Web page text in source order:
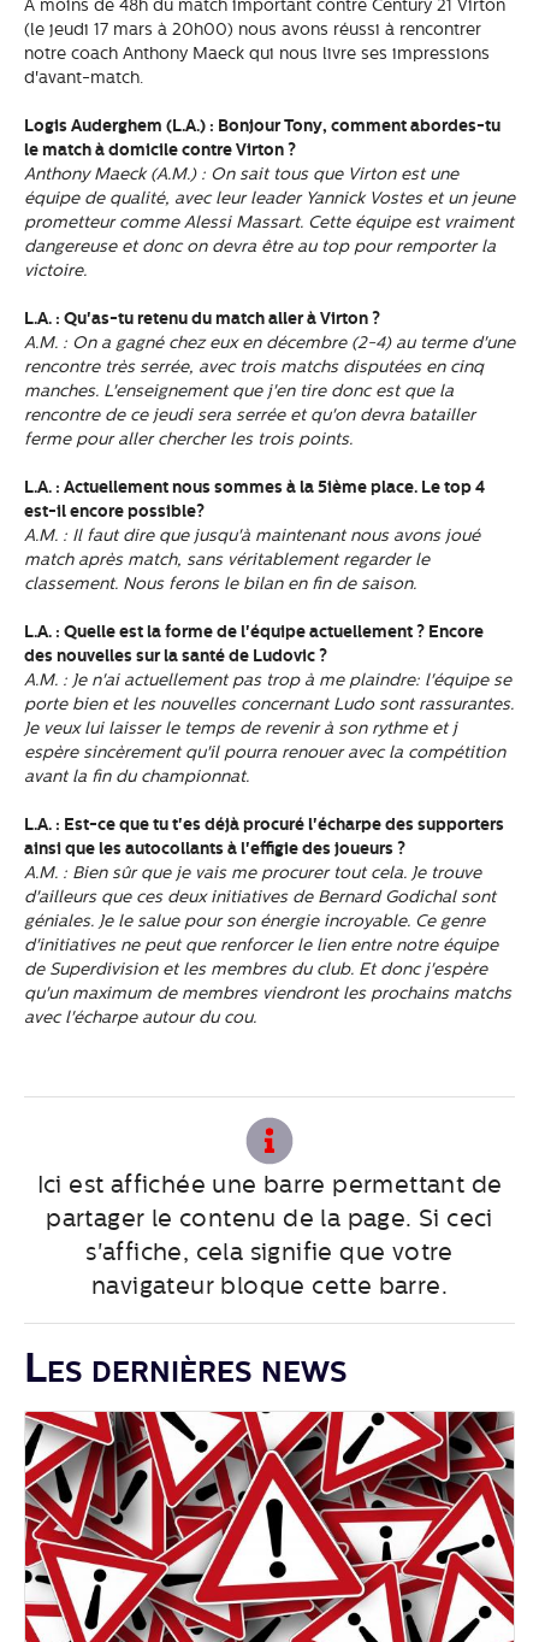
A moins de 48h du match important contre Century 21 Virton
(le jeudi 17 mars à 20h00) nous avons réussi à rencontrer
notre coach Anthony Maeck qui nous livre ses impressions
d'avant-match.
Logis Auderghem (L.A.) : Bonjour Tony, comment abordes-tu
le match à domicile contre Virton ?
Anthony Maeck (A.M.) : On sait tous que Virton est une
équipe de qualité, avec leur leader Yannick Vostes et un jeune
prometteur comme Alessi Massart. Cette équipe est vraiment
dangereuse et donc on devra être au top pour remporter la
victoire.
L.A. : Qu'as-tu retenu du match aller à Virton ?
A.M. : On a gagné chez eux en décembre (2-4) au terme d'une
rencontre très serrée, avec trois matchs disputées en cinq
manches. L'enseignement que j'en tire donc est que la
rencontre de ce jeudi sera serrée et qu'on devra batailler
ferme pour aller chercher les trois points.
L.A. : Actuellement nous sommes à la 5ième place. Le top 4
est-il encore possible?
A.M. : Il faut dire que jusqu'à maintenant nous avons joué
match après match, sans véritablement regarder le
classement. Nous ferons le bilan en fin de saison.
L.A. : Quelle est la forme de l'équipe actuellement ? Encore
des nouvelles sur la santé de Ludovic ?
A.M. : Je n'ai actuellement pas trop à me plaindre: l'équipe se
porte bien et les nouvelles concernant Ludo sont rassurantes.
Je veux lui laisser le temps de revenir à son rythme et j
espère sincèrement qu'il pourra renouer avec la compétition
avant la fin du championnat.
L.A. : Est-ce que tu t'es déjà procuré l'écharpe des supporters
ainsi que les autocollants à l'effigie des joueurs ?
A.M. : Bien sûr que je vais me procurer tout cela. Je trouve
d'ailleurs que ces deux initiatives de Bernard Godichal sont
géniales. Je le salue pour son énergie incroyable. Ce genre
d'initiatives ne peut que renforcer le lien entre notre équipe
de Superdivision et les membres du club. Et donc j'espère
qu'un maximum de membres viendront les prochains matchs
avec l'écharpe autour du cou.
Ici est affichée une barre permettant de
partager le contenu de la page. Si ceci
s'affiche, cela signifie que votre
navigateur bloque cette barre.
Les dernières news